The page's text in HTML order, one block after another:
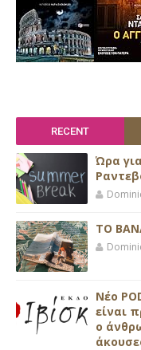
RECENT
Ώρα
ΤΟ
Νέο
είναι
ο